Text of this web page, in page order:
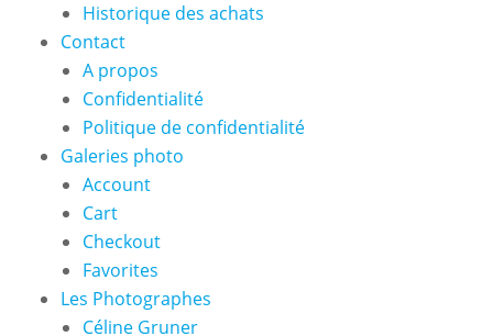
Historique des achats
Contact
A propos
Confidentialité
Politique de confidentialité
Galeries photo
Account
Cart
Checkout
Favorites
Les Photographes
Céline Gruner